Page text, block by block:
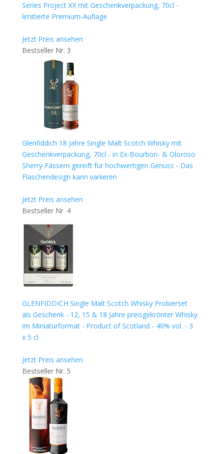
Series Project XX mit Geschenkverpackung, 70cl -
limitierte Premium-Auflage
Jetzt Preis ansehen
Bestseller Nr. 3
Glenfiddich 18 Jahre Single Malt Scotch Whisky mit
Geschenkverpackung, 70cl - in Ex-Bourbon- & Oloroso
Sherry-Fässern gereift für hochwertigen Genuss - Das
Flaschendesign kann variieren
Jetzt Preis ansehen
Bestseller Nr. 4
GLENFIDDICH Single Malt Scotch Whisky Probierset
als Geschenk - 12, 15 & 18 Jahre preisgekrönter Whisky
im Miniaturformat - Product of Scotland - 40% vol. - 3
x 5 cl
Jetzt Preis ansehen
Bestseller Nr. 5